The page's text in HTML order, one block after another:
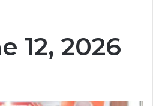
12, 2026